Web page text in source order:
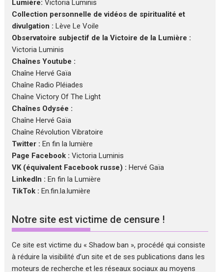
Lumière: Victoria Luminis
Collection personnelle de vidéos de spiritualité et
divulgation : Lève Le Voile
Observatoire subjectif de la Victoire de la Lumière :
Victoria Luminis
Chaînes Youtube :
Chaîne Hervé Gaïa
Chaîne Radio Pléiades
Chaîne Victory Of The Light
Chaînes Odysée :
Chaîne Hervé Gaïa
Chaîne Révolution Vibratoire
Twitter : En fin la lumière
Page Facebook : Victoria Luminis
VK (équivalent Facebook russe) : Hervé Gaïa
LinkedIn : En fin la Lumière
TikTok : En.fin.la.lumière
Notre site est victime de censure !
Ce site est victime du « Shadow ban », procédé qui consiste
à réduire la visibilité d’un site et de ses publications dans les
moteurs de recherche et les réseaux sociaux au moyens